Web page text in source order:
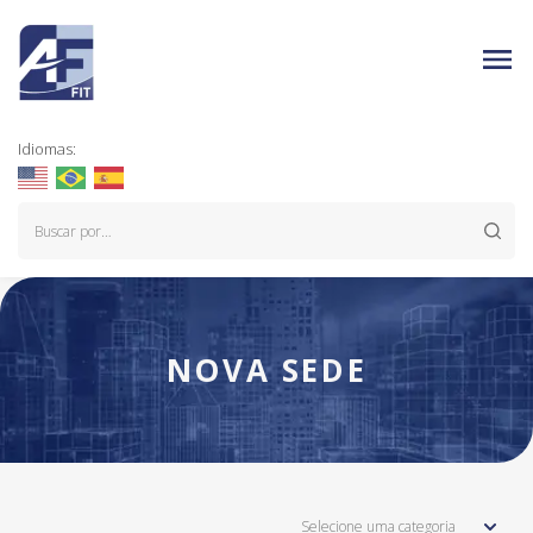
Idiomas:
NOVA SEDE
Selecione uma categoria